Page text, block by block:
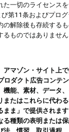
一切のライセンス
第11条およびプロ
解除後も存続する
るものではありませ
マゾン・サイト上
クト広告コンテ
能、素材、データ
たはこれらに代わ
ま」で提供されま
種類の表明または